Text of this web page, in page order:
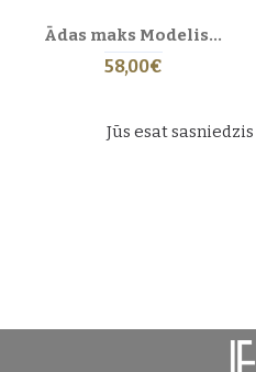
Ādas maks Modelis 304 EL-4-5_NIC
58,00€
Jūs esat